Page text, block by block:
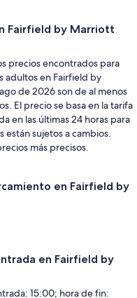
Fairfield by Marriott
precios encontrados para
adultos en Fairfield by
de 2026 son de al menos
El precio se basa en la tarifa
en las últimas 24 horas para
están sujetos a cambios.
más precisos.
en Fairfield by
en Fairfield by
15:00; hora de fin: